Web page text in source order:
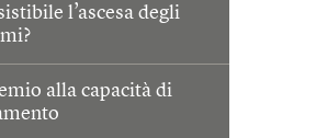
l’ascesa degli
alla capacità di